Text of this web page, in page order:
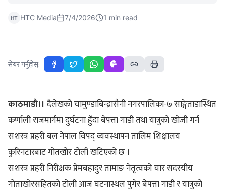
HT HTC Media 7/4/2026 1 min read
सेयर गर्नुहोस्:
काठमाडौ।। दैलेखको चामुण्डाबिन्द्रासैनी नगरपालिका-७ साङ्गेताडास्थित
कर्णाली राजमार्गमा दुर्घटना हुँदा बेपत्ता गाडी तथा यात्रुको खोजी गर्न
सशस्त्र प्रहरी बल नेपाल विपद् व्यवस्थापन तालिम शिक्षालय
कुरिनटारबाट गोतखोर टोली खटिएको छ ।
सशस्त्र प्रहरी निरीक्षक प्रेमबहादुर तामाङ नेतृत्वको चार सदस्यीय
गोताखोरसहितको टोली आज घटनास्थल पुगेर बेपत्ता गाडी र यात्रुको